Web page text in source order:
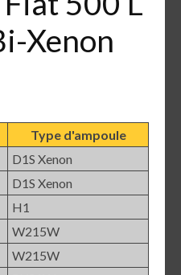
Xenon
Type d'ampoule
D1S Xenon
D1S Xenon
H1
W215W
W215W